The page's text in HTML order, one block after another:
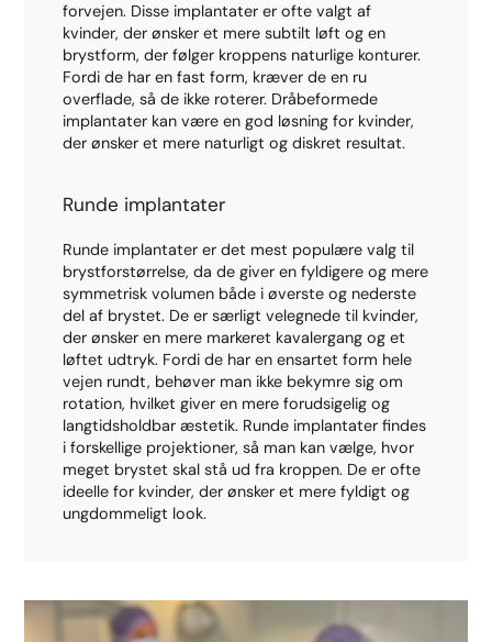
forvejen. Disse implantater er ofte valgt af
kvinder, der ønsker et mere subtilt løft og en
brystform, der følger kroppens naturlige konturer.
Fordi de har en fast form, kræver de en ru
overflade, så de ikke roterer. Dråbeformede
implantater kan være en god løsning for kvinder,
der ønsker et mere naturligt og diskret resultat.
Runde implantater
Runde implantater er det mest populære valg til
brystforstørrelse, da de giver en fyldigere og mere
symmetrisk volumen både i øverste og nederste
del af brystet. De er særligt velegnede til kvinder,
der ønsker en mere markeret kavalergang og et
løftet udtryk. Fordi de har en ensartet form hele
vejen rundt, behøver man ikke bekymre sig om
rotation, hvilket giver en mere forudsigelig og
langtidsholdbar æstetik. Runde implantater findes
i forskellige projektioner, så man kan vælge, hvor
meget brystet skal stå ud fra kroppen. De er ofte
ideelle for kvinder, der ønsker et mere fyldigt og
ungdommeligt look.